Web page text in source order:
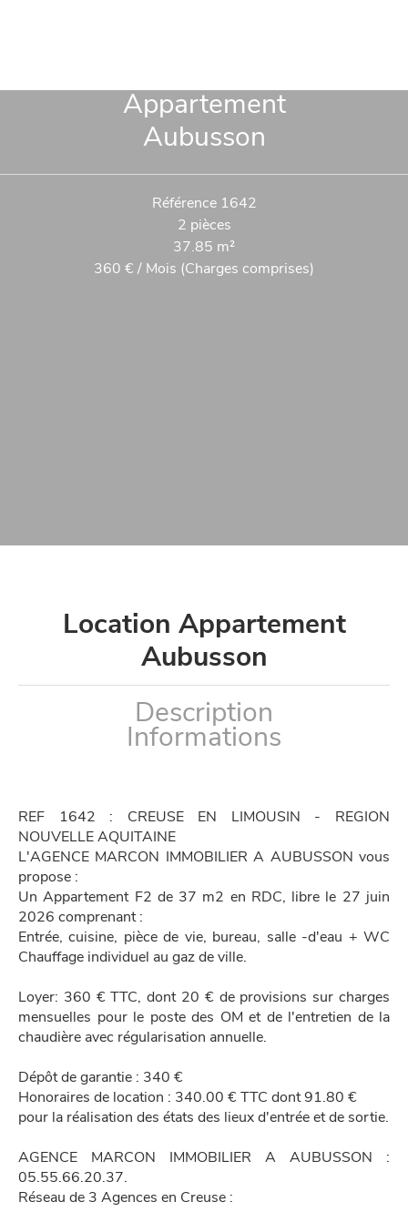
Appartement
Aubusson
Référence1642
2 pièces
37.85 m²
360 € / Mois (Charges comprises)
Location Appartement
Aubusson
Description
Informations
REF 1642 : CREUSE EN LIMOUSIN - REGION
NOUVELLE AQUITAINE
L'AGENCE MARCON IMMOBILIER A AUBUSSON vous
propose :
Un Appartement F2 de 37 m2 en RDC, libre le 27 juin
2026 comprenant :
Entrée, cuisine, pièce de vie, bureau, salle -d'eau + WC
Chauffage individuel au gaz de ville.
Loyer: 360 € TTC, dont 20 € de provisions sur charges
mensuelles pour le poste des OM et de l'entretien de la
chaudière avec régularisation annuelle.
Dépôt de garantie : 340 €
Honoraires de location : 340.00 € TTC dont 91.80 €
pour la réalisation des états des lieux d'entrée et de sortie.
AGENCE MARCON IMMOBILIER A AUBUSSON :
05.55.66.20.37.
Réseau de 3 Agences en Creuse :